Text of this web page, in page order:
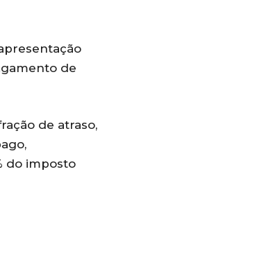
de
de atraso,
do imposto